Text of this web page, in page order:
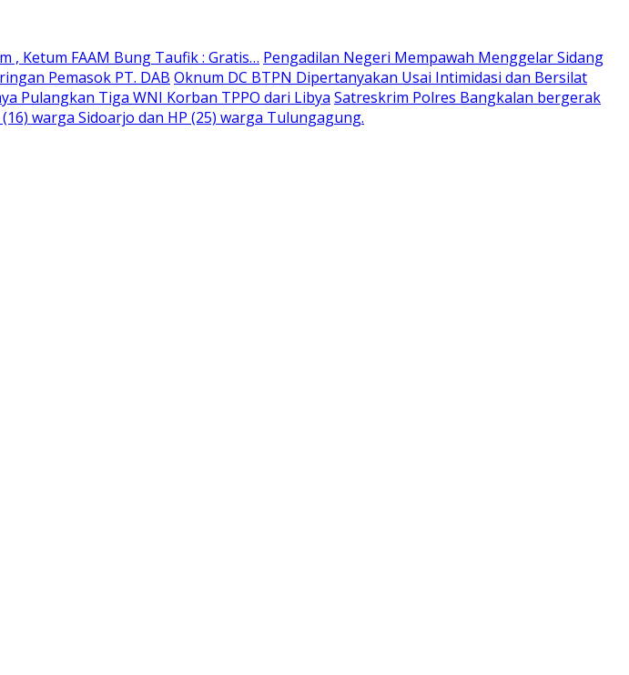
, Ketum FAAM Bung Taufik : Gratis… Pengadilan Negeri Mempawah Menggelar Sidang
Pemasok PT. DAB Oknum DC BTPN Dipertanyakan Usai Intimidasi dan Bersilat
Pulangkan Tiga WNI Korban TPPO dari Libya Satreskrim Polres Bangkalan bergerak
warga Sidoarjo dan HP (25) warga Tulungagung.